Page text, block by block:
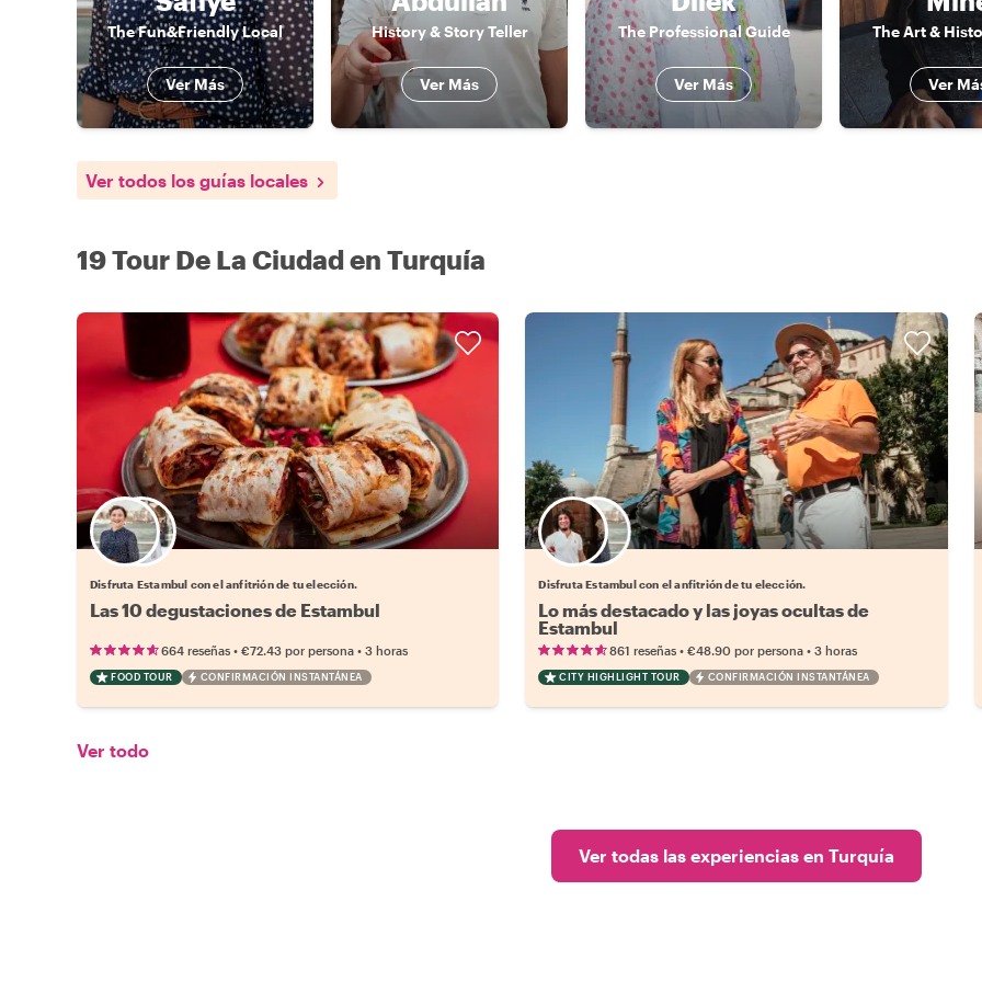
The Fun&Friendly Local
Ver Más
History & Story Teller
Ver Más
The Professional Guide
Ver Más
The Art &
Ver
Ver todos los guías locales
19 Tour De La Ciudad en Turquía
Elige tu local favorito
Disfruta Estambul con el anfitrión de tu elección.
Las 10 degustaciones de Estambul
664 reseñas • €72.43 por persona • 3 horas
FOOD TOUR CONFIRMACIÓN INSTANTÁNEA
Elige tu local favorito
Disfruta Estambul con el anfitrión de tu elección.
Lo más destacado y las joyas ocultas de
Estambul
861 reseñas •€48.90 por persona •3 horas
CITY HIGHLIGHT TOUR CONFIRMACIÓN INSTANTÁNEA
Ver todo
Ver todas las experiencias en Turquía